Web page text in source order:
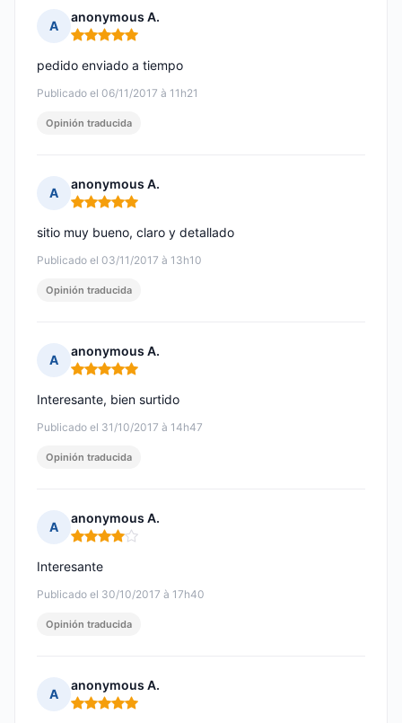
A
anonymous A.
Nota: 5 de 5
Publicado el 06/11/2017 à 11h21
pedido enviado a tiempo
Opinión traducida
A
anonymous A.
Nota: 5 de 5
Publicado el 03/11/2017 à 13h10
sitio muy bueno, claro y detallado
Opinión traducida
A
anonymous A.
Nota: 5 de 5
Publicado el 31/10/2017 à 14h47
Interesante, bien surtido
Opinión traducida
A
anonymous A.
Nota: 4 de 5
Publicado el 30/10/2017 à 17h40
Interesante
Opinión traducida
A
anonymous A.
Nota: 5 de 5